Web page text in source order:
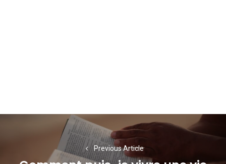
Navigation
l’article
Previous Article